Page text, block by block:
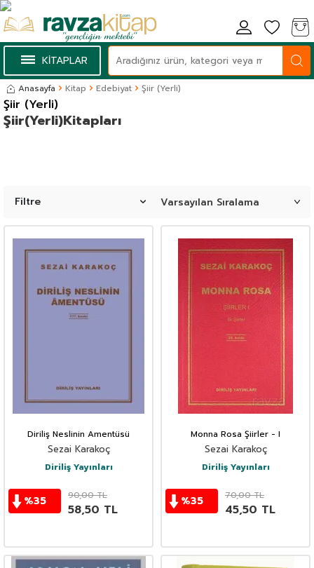
KİTAPLAR
Anasayfa Kitap Edebiyat Şiir (Yerli)
Şiir (Yerli)
Şiir(Yerli)Kitapları
Filtre
Diriliş Neslinin Amentüsü
Sezai Karakoç
Diriliş Yayınları
%35 90,00TL
58,50 TL
Monna Rosa Şiirler - I
Sezai Karakoç
Diriliş Yayınları
%35 70,00TL
45,50 TL